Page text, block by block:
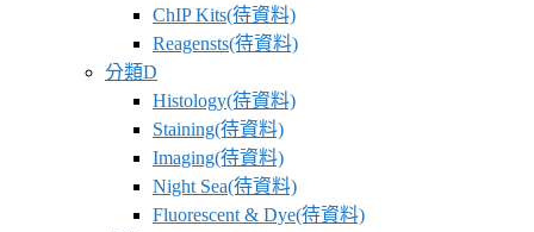
ChIP Kits(待資料)
Reagensts(待資料)
分類D
Histology(待資料)
Staining(待資料)
Imaging(待資料)
Night Sea(待資料)
Fluorescent & Dye(待資料)